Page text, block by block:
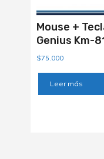
Mouse +
Genius Km-
$75.000
Leer más